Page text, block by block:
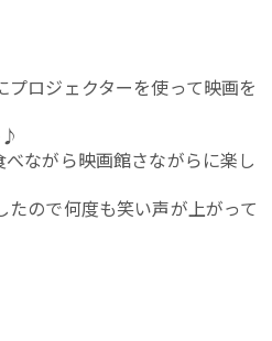
ロジェクターを使って映画を
ながら映画館さながらに楽し
ので何度も笑い声が上がって